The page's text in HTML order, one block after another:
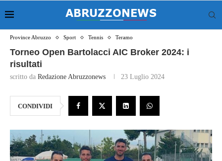
Province Abruzzo Sport Tennis Teramo
Torneo Open Bartolacci AIC Broker 2024: i
risultati
scritto da Redazione Abruzzonews 23 Luglio 2024
CONDIVIDI